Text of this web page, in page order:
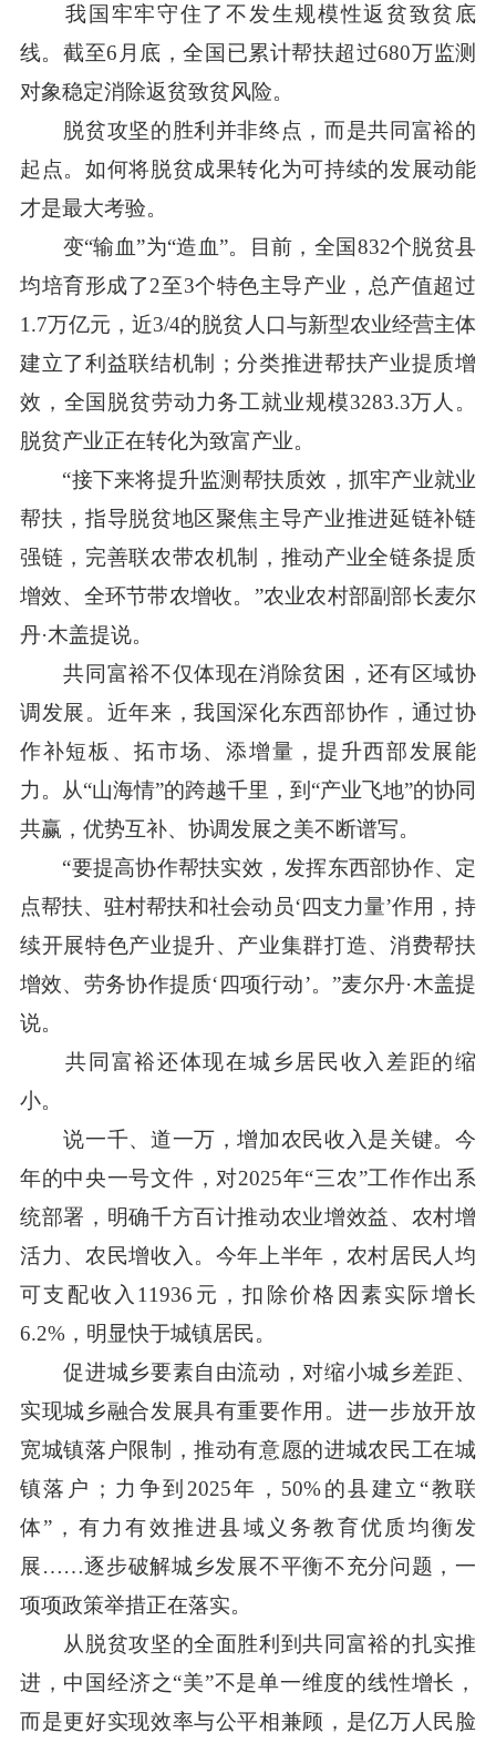
我国牢牢守住了不发生规模性返贫致贫底
线。截至6月底，全国已累计帮扶超过680万监测
对象稳定消除返贫致贫风险。
脱贫攻坚的胜利并非终点，而是共同富裕的
起点。如何将脱贫成果转化为可持续的发展动能
才是最大考验。
变“输血”为“造血”。目前，全国832个脱贫县
均培育形成了2至3个特色主导产业，总产值超过
1.7万亿元，近3/4的脱贫人口与新型农业经营主体
建立了利益联结机制；分类推进帮扶产业提质增
效，全国脱贫劳动力务工就业规模3283.3万人。
脱贫产业正在转化为致富产业。
“接下来将提升监测帮扶质效，抓牢产业就业
帮扶，指导脱贫地区聚焦主导产业推进延链补链
强链，完善联农带农机制，推动产业全链条提质
增效、全环节带农增收。”农业农村部副部长麦尔
丹·木盖提说。
共同富裕不仅体现在消除贫困，还有区域协
调发展。近年来，我国深化东西部协作，通过协
作补短板、拓市场、添增量，提升西部发展能
力。从“山海情”的跨越千里，到“产业飞地”的协同
共赢，优势互补、协调发展之美不断谱写。
“要提高协作帮扶实效，发挥东西部协作、定
点帮扶、驻村帮扶和社会动员‘四支力量’作用，持
续开展特色产业提升、产业集群打造、消费帮扶
增效、劳务协作提质‘四项行动’。”麦尔丹·木盖提
说。
共同富裕还体现在城乡居民收入差距的缩
小。
说一千、道一万，增加农民收入是关键。今
年的中央一号文件，对2025年“三农”工作作出系
统部署，明确千方百计推动农业增效益、农村增
活力、农民增收入。今年上半年，农村居民人均
可支配收入11936元，扣除价格因素实际增长
6.2%，明显快于城镇居民。
促进城乡要素自由流动，对缩小城乡差距、
实现城乡融合发展具有重要作用。进一步放开放
宽城镇落户限制，推动有意愿的进城农民工在城
镇落户；力争到2025年，50%的县建立“教联
体”，有力有效推进县域义务教育优质均衡发
展……逐步破解城乡发展不平衡不充分问题，一
项项政策举措正在落实。
从脱贫攻坚的全面胜利到共同富裕的扎实推
进，中国经济之“美”不是单一维度的线性增长，
而是更好实现效率与公平相兼顾，是亿万人民脸